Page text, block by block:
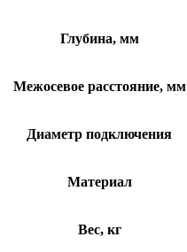
Глубина, мм
Межосевое расстояние, мм
Диаметр подключения
Материал
Вес, кг